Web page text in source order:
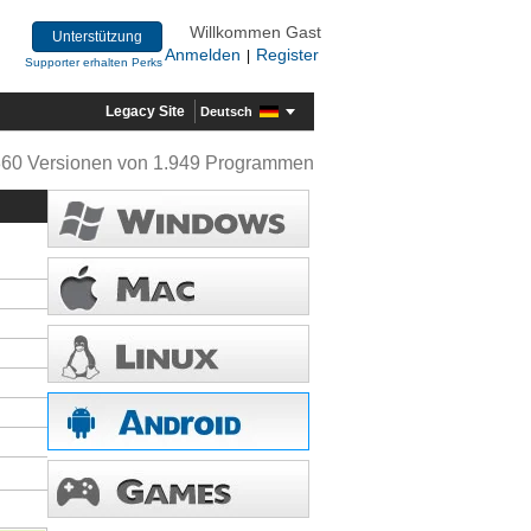
Unterstützung
Supporter erhalten Perks
Willkommen Gast
Anmelden
Register
Legacy Site Deutsch
Versionen von 1.949 Programmen